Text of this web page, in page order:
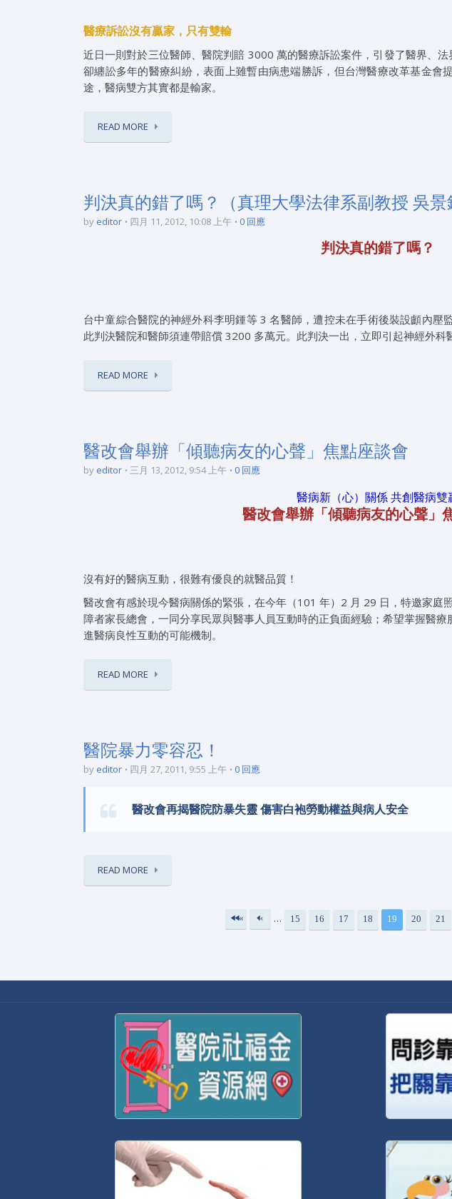
醫療訴訟沒有贏家，只有雙輸
近日一則對於三位醫師、醫院判賠 3000 萬的醫療訴訟案件，引發了醫界、
卻纏訟多年的醫療糾紛，表面上雖暫由病患端勝訴，但台灣醫療改革基金會
途，醫病雙方其實都是輸家。
READ MORE
判決真的錯了嗎？（真理大學法律系副教授 吳景
by editor 四月 11, 2012, 10:08 上午 0 回應
判決真的錯了嗎？
台中童綜合醫院的神經外科李明鍾等 3 名醫師，遭控未在手術後裝設顱內壓
此判決醫院和醫師須連帶賠償 3200 多萬元。此判決一出，立即引起神經外科
READ MORE
醫改會舉辦「傾聽病友的心聲」焦點座談會
by editor 三月 13, 2012, 9:54 上午 0 回應
醫病新（心）關係 共創醫病雙
醫改會舉辦「傾聽病友的心聲」
沒有好的醫病互動，很難有優良的就醫品質！
醫改會有感於現今醫病關係的緊張，在今年（101 年）2 月 29 日，特邀家庭
障者家長總會，一同分享民眾與醫事人員互動時的正負面經驗；希望掌握醫
進醫病良性互動的可能機制。
READ MORE
醫院暴力零容忍！
by editor 四月 27, 2011, 9:55 上午 0 回應
醫改會再揭醫院防暴失靈 傷害白袍勞動權益與病人安全
READ MORE
«
‹
… 15 16 17 18 19 20 21